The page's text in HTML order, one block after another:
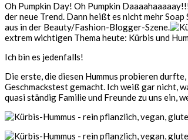
Oh Pumpkin Day! Oh Pumpkin
der neue Trend. Dann heißt es nicht mehr
aus in der Beauty/Fashion-Blogger-Szene.
extrem wichtigen Thema heute: Kürbis und
Ich bin es jedenfalls!
Die erste, die diesen Hummus probieren
Geschmackstest gemacht. Ich weiß gar nicht,
quasi ständig Familie und Freunde zu uns ein,